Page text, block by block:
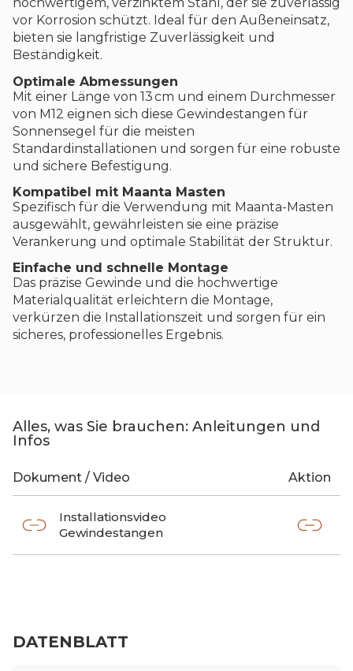
hochwertigem, verzinktem Stahl, der sie zuverlässig
vor Korrosion schützt. Ideal für den Außeneinsatz,
bieten sie langfristige Zuverlässigkeit und
Beständigkeit.
Optimale Abmessungen
Mit einer Länge von 13 cm und einem Durchmesser
von M12 eignen sich diese Gewindestangen für
Sonnensegel für die meisten
Standardinstallationen und sorgen für eine robuste
und sichere Befestigung.
Kompatibel mit Maanta Masten
Spezifisch für die Verwendung mit Maanta-Masten
ausgewählt, gewährleisten sie eine präzise
Verankerung und optimale Stabilität der Struktur.
Einfache und schnelle Montage
Das präzise Gewinde und die hochwertige
Materialqualität erleichtern die Montage,
verkürzen die Installationszeit und sorgen für ein
sicheres, professionelles Ergebnis.
Alles, was Sie brauchen: Anleitungen und
Infos
Dokument / Video Aktion
Installationsvideo
Gewindestangen
DATENBLATT